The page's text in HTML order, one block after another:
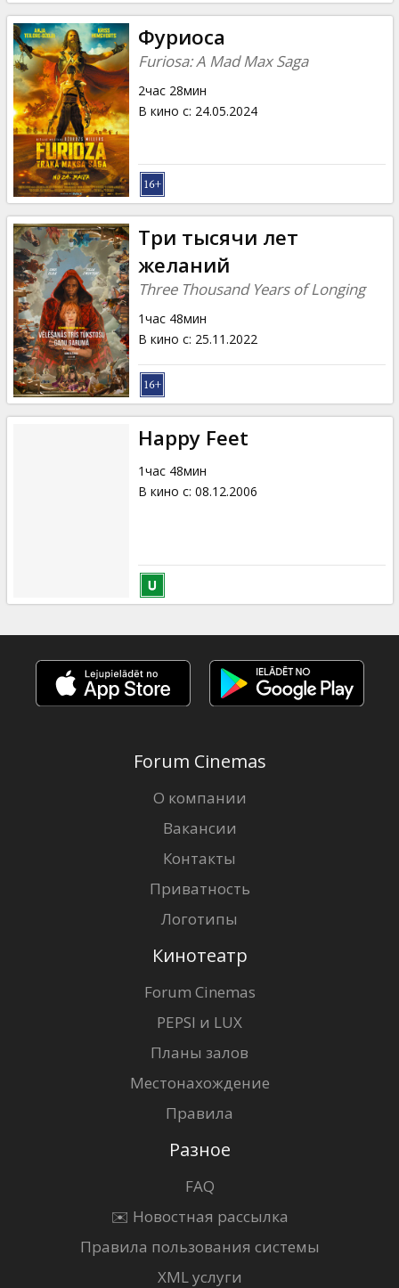
Фуриоса
Furiosa: A Mad Max Saga
2час 28мин
В кино с: 24.05.2024
Три тысячи лет
желаний
Three Thousand Years of Longing
1час 48мин
В кино с: 25.11.2022
Happy Feet
1час 48мин
В кино с: 08.12.2006
Forum Cinemas
О компании
Вакансии
Контакты
Приватность
Логотипы
Кинотеатр
Forum Cinemas
PEPSI и LUX
Планы залов
Местонахождение
Правила
Разное
FAQ
✉️ Новостная рассылка
Правила пользования системы
XML услуги